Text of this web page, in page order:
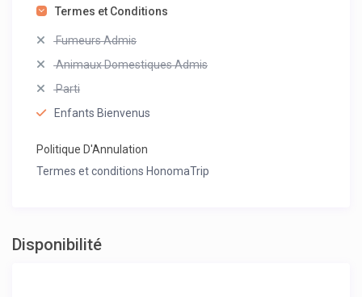
Termes et Conditions
Fumeurs Admis
Animaux Domestiques Admis
Parti
Enfants Bienvenus
Politique D'Annulation
Termes et conditions HonomaTrip
Disponibilité